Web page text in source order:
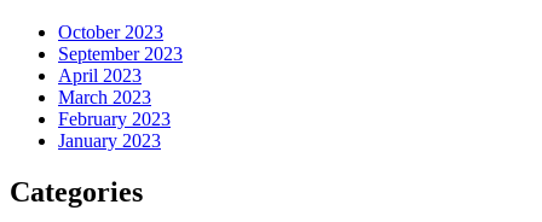
October 2023
September 2023
April 2023
March 2023
February 2023
January 2023
Categories